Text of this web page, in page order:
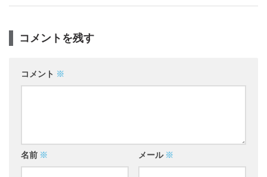
コメントを残す
コメント ※
名前 ※ メール ※